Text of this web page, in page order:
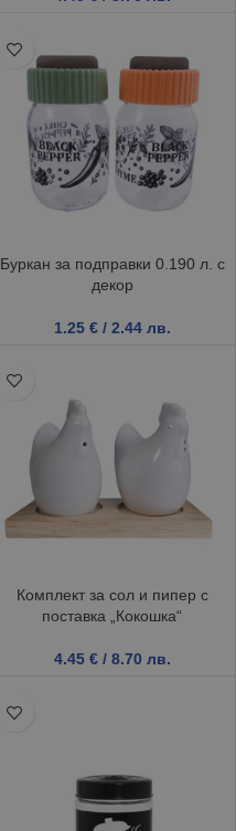
Буркан за подправки 0.190 л. с
декор
1.25 € / 2.44 лв.
Комплект за сол и пипер с
поставка „Кокошка“
4.45 € / 8.70 лв.